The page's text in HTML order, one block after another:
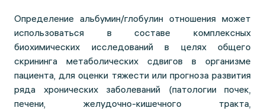
Определение альбумин/глобулин отношения может
использоваться в составе комплексных
биохимических исследований в целях общего
скрининга метаболических сдвигов в организме
пациента, для оценки тяжести или прогноза развития
ряда хронических заболеваний (патологии почек,
печени, желудочно-кишечного тракта,